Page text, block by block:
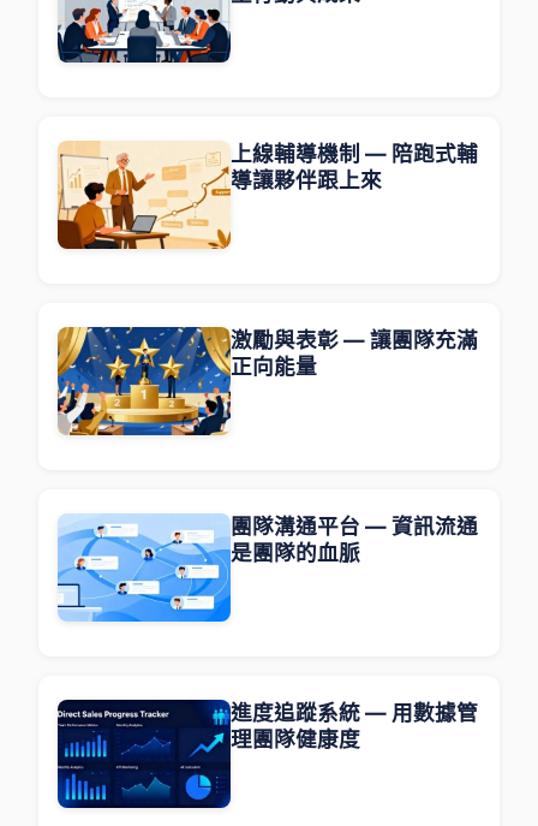
上線輔導機制 — 陪跑式輔
導讓夥伴跟上來
激勵與表彰 — 讓團隊充滿
正向能量
團隊溝通平台 — 資訊流通
是團隊的血脈
進度追蹤系統 — 用數據管
理團隊健康度